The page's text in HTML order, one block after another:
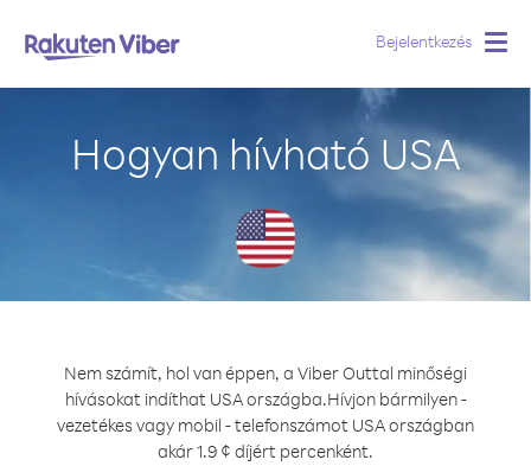
Bejelentkezés
Hogyan hívható USA
Nem számít, hol van éppen, a Viber Outtal minőségi
hívásokat indíthat USA országba.Hívjon bármilyen -
vezetékes vagy mobil - telefonszámot USA országban
akár 1.9 ¢ díjért percenként.